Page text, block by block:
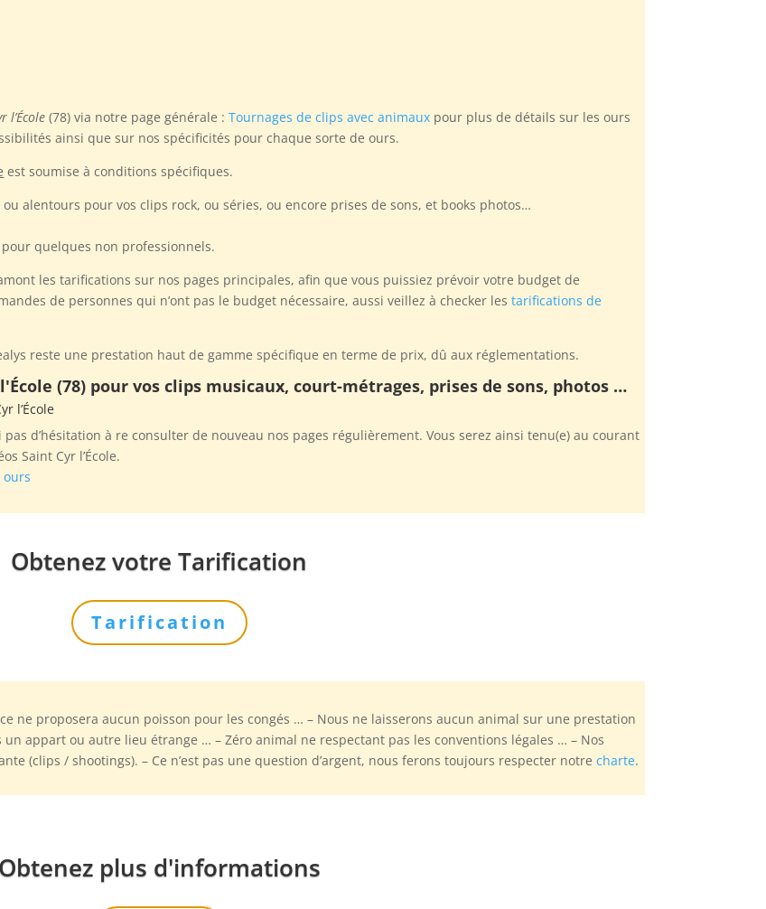
l’École (78) via notre page générale :Tournages de clips avec animaux pour plus de détails sur les ours
ainsi que sur nos spécificités pour chaque sorte de ours.
est soumise à conditions spécifiques.
ou alentours pour vos clips rock, ou séries, ou encore prises de sons, et books photos…
quelques non professionnels.
les tarifications sur nos pages principales, afin que vous puissiez prévoir votre budget de
de personnes qui n’ont pas le budget nécessaire, aussi veillez à checker lestarifications de
reste une prestation haut de gamme spécifique en terme de prix, dû aux réglementations.
(78) pour vos clips musicaux, court-métrages, prises de sons, photos …
l’École
d’hésitation à re consulter de nouveau nos pages régulièrement. Vous serez ainsi tenu(e) au courant
Saint Cyr l’École.
ours
Obtenez votre Tarification
Tarification
ne proposera aucun poisson pour les congés … – Nous ne laisserons aucun animal sur une prestation
appart ou autre lieu étrange … – Zéro animal ne respectant pas les conventions légales … – Nos
(clips / shootings). – Ce n’est pas une question d’argent, nous ferons toujours respecter notrecharte.
Obtenez plus d'informations